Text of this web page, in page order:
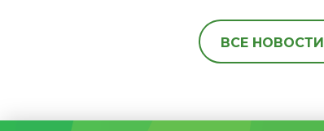
ВСЕ НОВОСТИ